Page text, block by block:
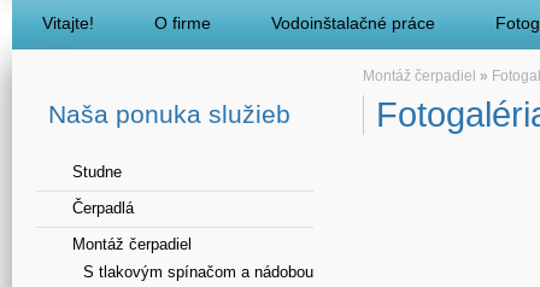
Vitajte! O firme Vodoinštalačné práce
Naša ponuka služieb
Studne
Čerpadlá
Montáž čerpadiel
S tlakovým spínačom a nádobou
Montáž čerpadiel »